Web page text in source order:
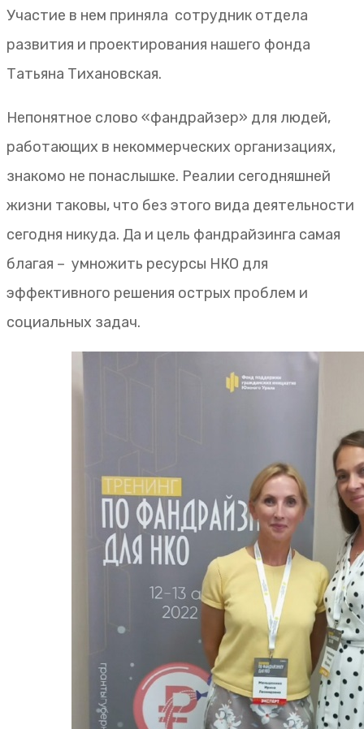
Участие в нем приняла сотрудник отдела
развития и проектирования нашего фонда
Татьяна Тихановская.
Непонятное слово «фандрайзер» для людей,
работающих в некоммерческих организациях,
знакомо не понаслышке. Реалии сегодняшней
жизни таковы, что без этого вида деятельности
сегодня никуда. Да и цель фандрайзинга самая
благая – умножить ресурсы НКО для
эффективного решения острых проблем и
социальных задач.